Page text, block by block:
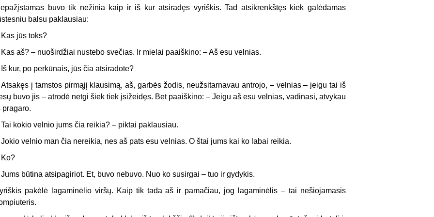
buvo tik nežinia kaip ir iš kur atsiradęs vyriškis. Tad atsikrenkštęs kiek galėdamas
balsu paklausiau:
jūs toks?
aš? – nuoširdžiai nustebo svečias. Ir mielai paaiškino: – Aš esu velnias.
kur, po perkūnais, jūs čia atsiradote?
į tamstos pirmąjį klausimą, aš, garbės žodis, neužsitarnavau antrojo, – velnias – jeigu tai iš
buvo jis – atrodė netgi šiek tiek įsižeidęs. Bet paaiškino: – Jeigu aš esu velnias, vadinasi, atvykau
pragaro.
kokio velnio jums čia reikia? – piktai paklausiau.
velnio man čia nereikia, nes aš pats esu velnias. O štai jums kai ko labai reikia.
būtina atsipagiriot. Et, buvo nebuvo. Nuo ko susirgai – tuo ir gydykis.
pakėlė lagaminėlio viršų. Kaip tik tada aš ir pamačiau, jog lagaminėlis – tai nešiojamasis